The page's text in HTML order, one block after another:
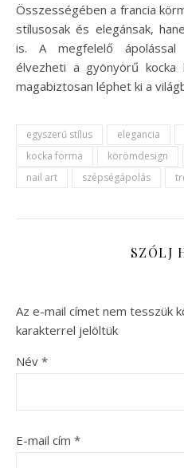
Összességében a francia
stílusosak és elegánsak,
is. A megfelelő ápolással
élvezheti a gyönyörű
magabiztosan léphet ki a
egyszerű stílus elegancia
kocka forma
körömdesign
nail art
szépségápolás
SZÓLJ
Az e-mail címet nem tesszük
karakterrel jelöltük
Név *
E-mail cím *